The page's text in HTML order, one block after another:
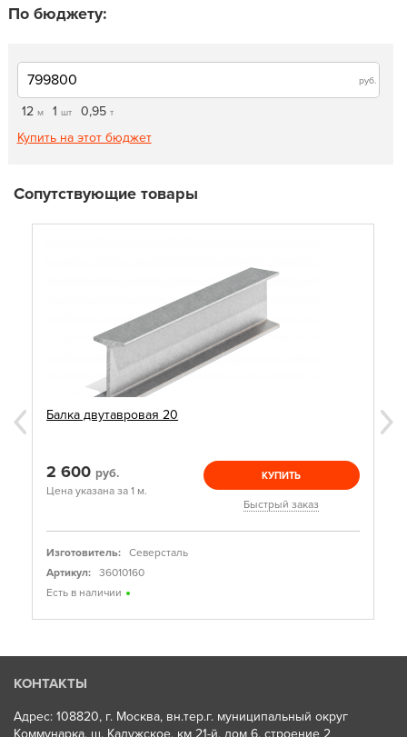
По бюджету:
руб.
12 м 1 шт 0,95 т
Купить на этот бюджет
Сопутствующие товары
Балка двутавровая 20
2 600 руб.
Цена указана за 1 м.
КУПИТЬ
Быстрый заказ
Изготовитель:
Северсталь
Артикул:
36010160
Есть в наличии
КОНТАКТЫ
Адрес: 108820, г. Москва, вн.тер.г. муниципальный округ
Коммунарка, ш. Калужское, км 21-й, дом 6, строение 2